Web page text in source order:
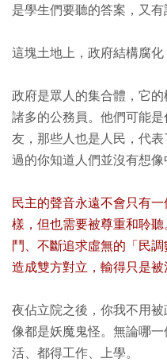
是學生們要聽的答案，又有
這塊土地上，政府結構腐化
政府是眾人的集合體，它
諸多的公務員。他們可能
友，那些人也是人民，代
過的你知道人們並沒有想像
民主的聲音永遠不會只有
樣，但也需要被尊重和聆
鬥、不斷追求虛無的「民
造成雙方對立，輸得只是被
夜佔立院之後，你我不用
像都是妖魔鬼怪。無論哪
活、都得工作、上學。